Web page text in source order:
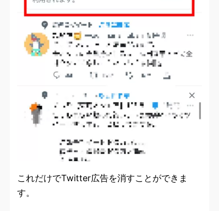
これだけでTwitter広告を消すことができま
す。